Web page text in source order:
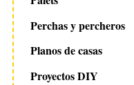
Perchas y percheros
Planos de casas
Proyectos DIY